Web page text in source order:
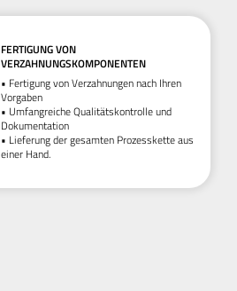
FERTIGUNG VON
VERZAHNUNGSKOMPONENTEN
• Fertigung von Verzahnungen nach Ihren
Vorgaben
• Umfangreiche Qualitätskontrolle und
Dokumentation
• Lieferung der gesamten Prozesskette aus
einer Hand.